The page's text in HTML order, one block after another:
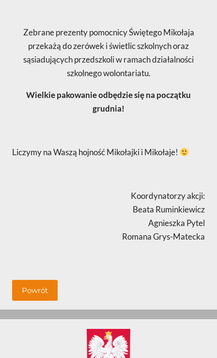
Zebrane prezenty pomocnicy Świętego Mikołaja
przekażą do zerówek i świetlic szkolnych oraz
sąsiadujących przedszkoli w ramach działalności
szkolnego wolontariatu.
Wielkie pakowanie odbędzie się na początku
grudnia!
Liczymy na Waszą hojność Mikołajki i Mikołaje!
Koordynatorzy akcji:
Beata Ruminkiewicz
Agnieszka Pytel
Romana Grys-Matecka
Powrót